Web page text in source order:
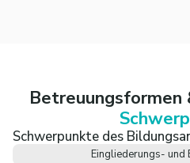
Betreuungsformen
Schwerpunkte des
Eingliederungs- und